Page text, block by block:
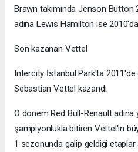
Brawn takımında Jenson
adına Lewis Hamilton ise 2010'da
Son kazanan Vettel
Intercity İstanbul Park'ta 2011'de
Sebastian Vettel kazandı.
O dönem Red Bull-Renault adına
şampiyonlukla bitiren Vettel'in
1 sezonunda galip geldiği etaplar